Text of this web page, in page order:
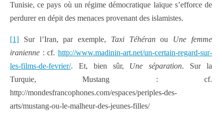
Tunisie, ce pays où un régime démocratique laïque s’efforce de
perdurer en dépit des menaces provenant des islamistes.
[1] Sur l’Iran, par exemple, Taxi Téhéranou Une femme
iranienne : cf. http://www.madinin-art.net/un-certain-regard-sur-
les-films-de-fevrier/. Et, bien sûr, Une séparation. Sur la
Turquie, Mustang : cf.
http://mondesfrancophones.com/espaces/periples-des-
arts/mustang-ou-le-malheur-des-jeunes-filles/